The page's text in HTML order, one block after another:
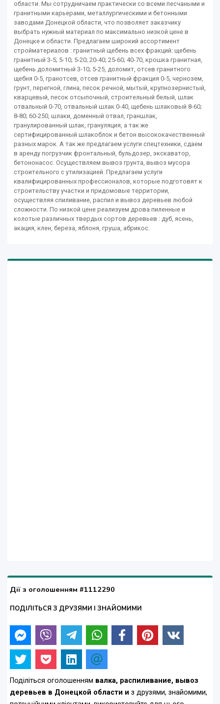
области. Мы сотрудничаем практически со всеми песчаными и
гранитными карьерами, металлургическими и бетонными
заводами Донецкой области, что позволяет заказчику
выбрать нужный материал по максимально низкой цене в
Донецке и области. Предлагаем широкий ассортимент
стройматериалов : гранитный щебень всех фракций: щебень
гранитный 3-5; 5-10; 5-20; 20-40; 25-60; 40-70, крошка гранитная,
щебень доломитный 3-10; 5-25, доломит, отсев гранитного
щебня 0-5, гранотсев, отсев гранитный фракция 0-5, чернозем,
грунт, перегной, глина, песок речной, мытый, крупнозернистый,
кварцевый, песок отсыпочный, строительный белый, шлак
отвальный 0-70, отвальный шлак 0-40, щебень шлаковый 8-60;
8-80; 60-250, шлаки, доменный отвал, граншлак,
гранулированный шлак, грануляция, а так же
сертифицированный шлакоблок и бетон высококачественный
разных марок. А так же предлагаем услуги спецтехники, сдаем
в аренду погрузчик фронтальный, бульдозер, экскаватор,
бетононасос. Осуществляем вывоз грунта, вывоз мусора
строительного с утилизацией. Предлагаем услуги
квалифицированных профессионалов, которые подготовят к
строительству участки и придомовые территории,
осуществляя спиливание, распил и вывоз деревьев любой
сложности. По низкой цене реализуем дрова пиленные и
колотые различных твердых сортов деревьев : дуб, ясень,
акация, клен, береза, яблоня, груша, абрикос.
Дії з оголошенням #1112290
ПОДІЛІТЬСЯ З ДРУЗЯМИ І ЗНАЙОМИМИ
Поділіться оголошенням валка, распиливание, вывоз
деревьев в Донецкой области и з друзями, знайомими,